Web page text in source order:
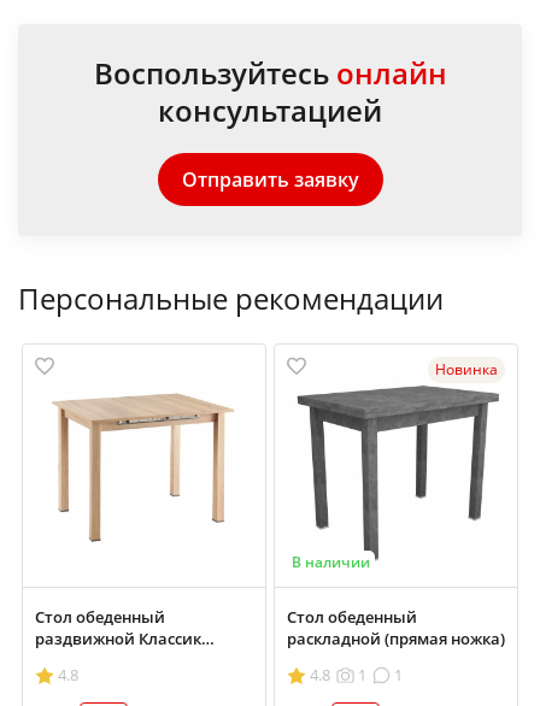
Воспользуйтесь онлайн
консультацией
Отправить заявку
Персональные рекомендации
Стол обеденный
раздвижной Классик
4.8
Новинка
В наличии
Стол обеденный
раскладной (прямая ножка)
4.8
1
1